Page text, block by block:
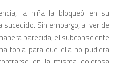
la niña la bloqueó en su
Sin embargo, al ver de
parecida, el subconsciente
fobia para que ella no pudiera